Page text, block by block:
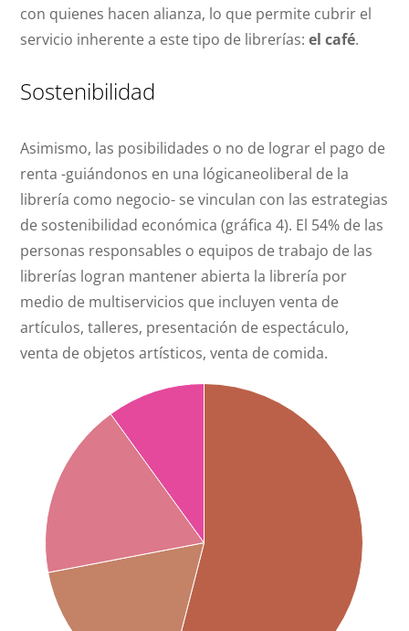
con quienes hacen alianza, lo que permite cubrir el
servicio inherente a este tipo de librerías:el café.
Sostenibilidad
Asimismo, las posibilidades o no de lograr el pago de
renta -guiándonos en una lógicaneoliberal de la
librería como negocio- se vinculan con las estrategias
de sostenibilidad económica (gráfica 4). El 54% de las
personas responsables o equipos de trabajo de las
librerías logran mantener abierta la librería por
medio de multiservicios que incluyen venta de
artículos, talleres, presentación de espectáculo,
venta de objetos artísticos, venta de comida.